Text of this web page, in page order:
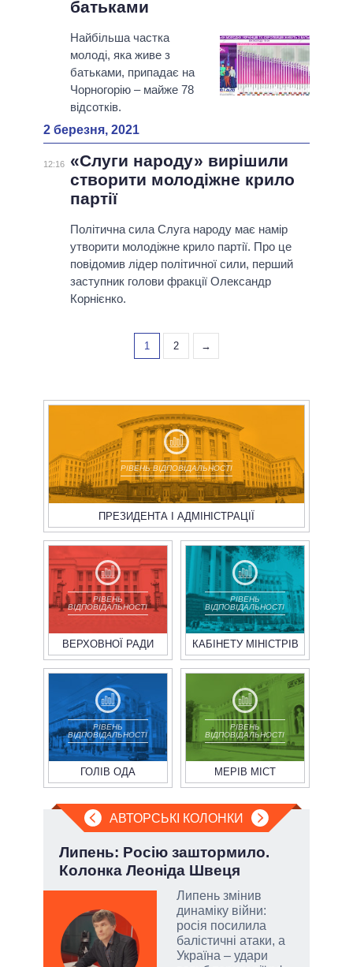
батьками
Найбільша частка
молоді, яка живе з
батьками, припадає на
Чорногорію – майже 78
відсотків.
2 березня, 2021
12:16
«Слуги народу» вирішили
створити молодіжне крило
партії
Політична сила Слуга народу має намір
утворити молодіжне крило партії. Про це
повідомив лідер політичної сили, перший
заступник голови фракції Олександр
Корнієнко.
1 2 →
РІВЕНЬ ВІДПОВІДАЛЬНОСТІ
ПРЕЗИДЕНТА І АДМІНІСТРАЦІЇ
РІВЕНЬ
ВІДПОВІДАЛЬНОСТІ
ВЕРХОВНОЇ РАДИ
РІВЕНЬ
ВІДПОВІДАЛЬНОСТІ
КАБІНЕТУ МІНІСТРІВ
РІВЕНЬ
ВІДПОВІДАЛЬНОСТІ
ГОЛІВ ОДА
РІВЕНЬ
ВІДПОВІДАЛЬНОСТІ
МЕРІВ МІСТ
АВТОРСЬКІ КОЛОНКИ
Липень: Росію заштормило.
Колонка Леоніда Швеця
Липень змінив
динаміку війни:
росія посилила
балістичні атаки, а
Україна – удари